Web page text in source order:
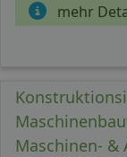
mehr
Maschinen- &